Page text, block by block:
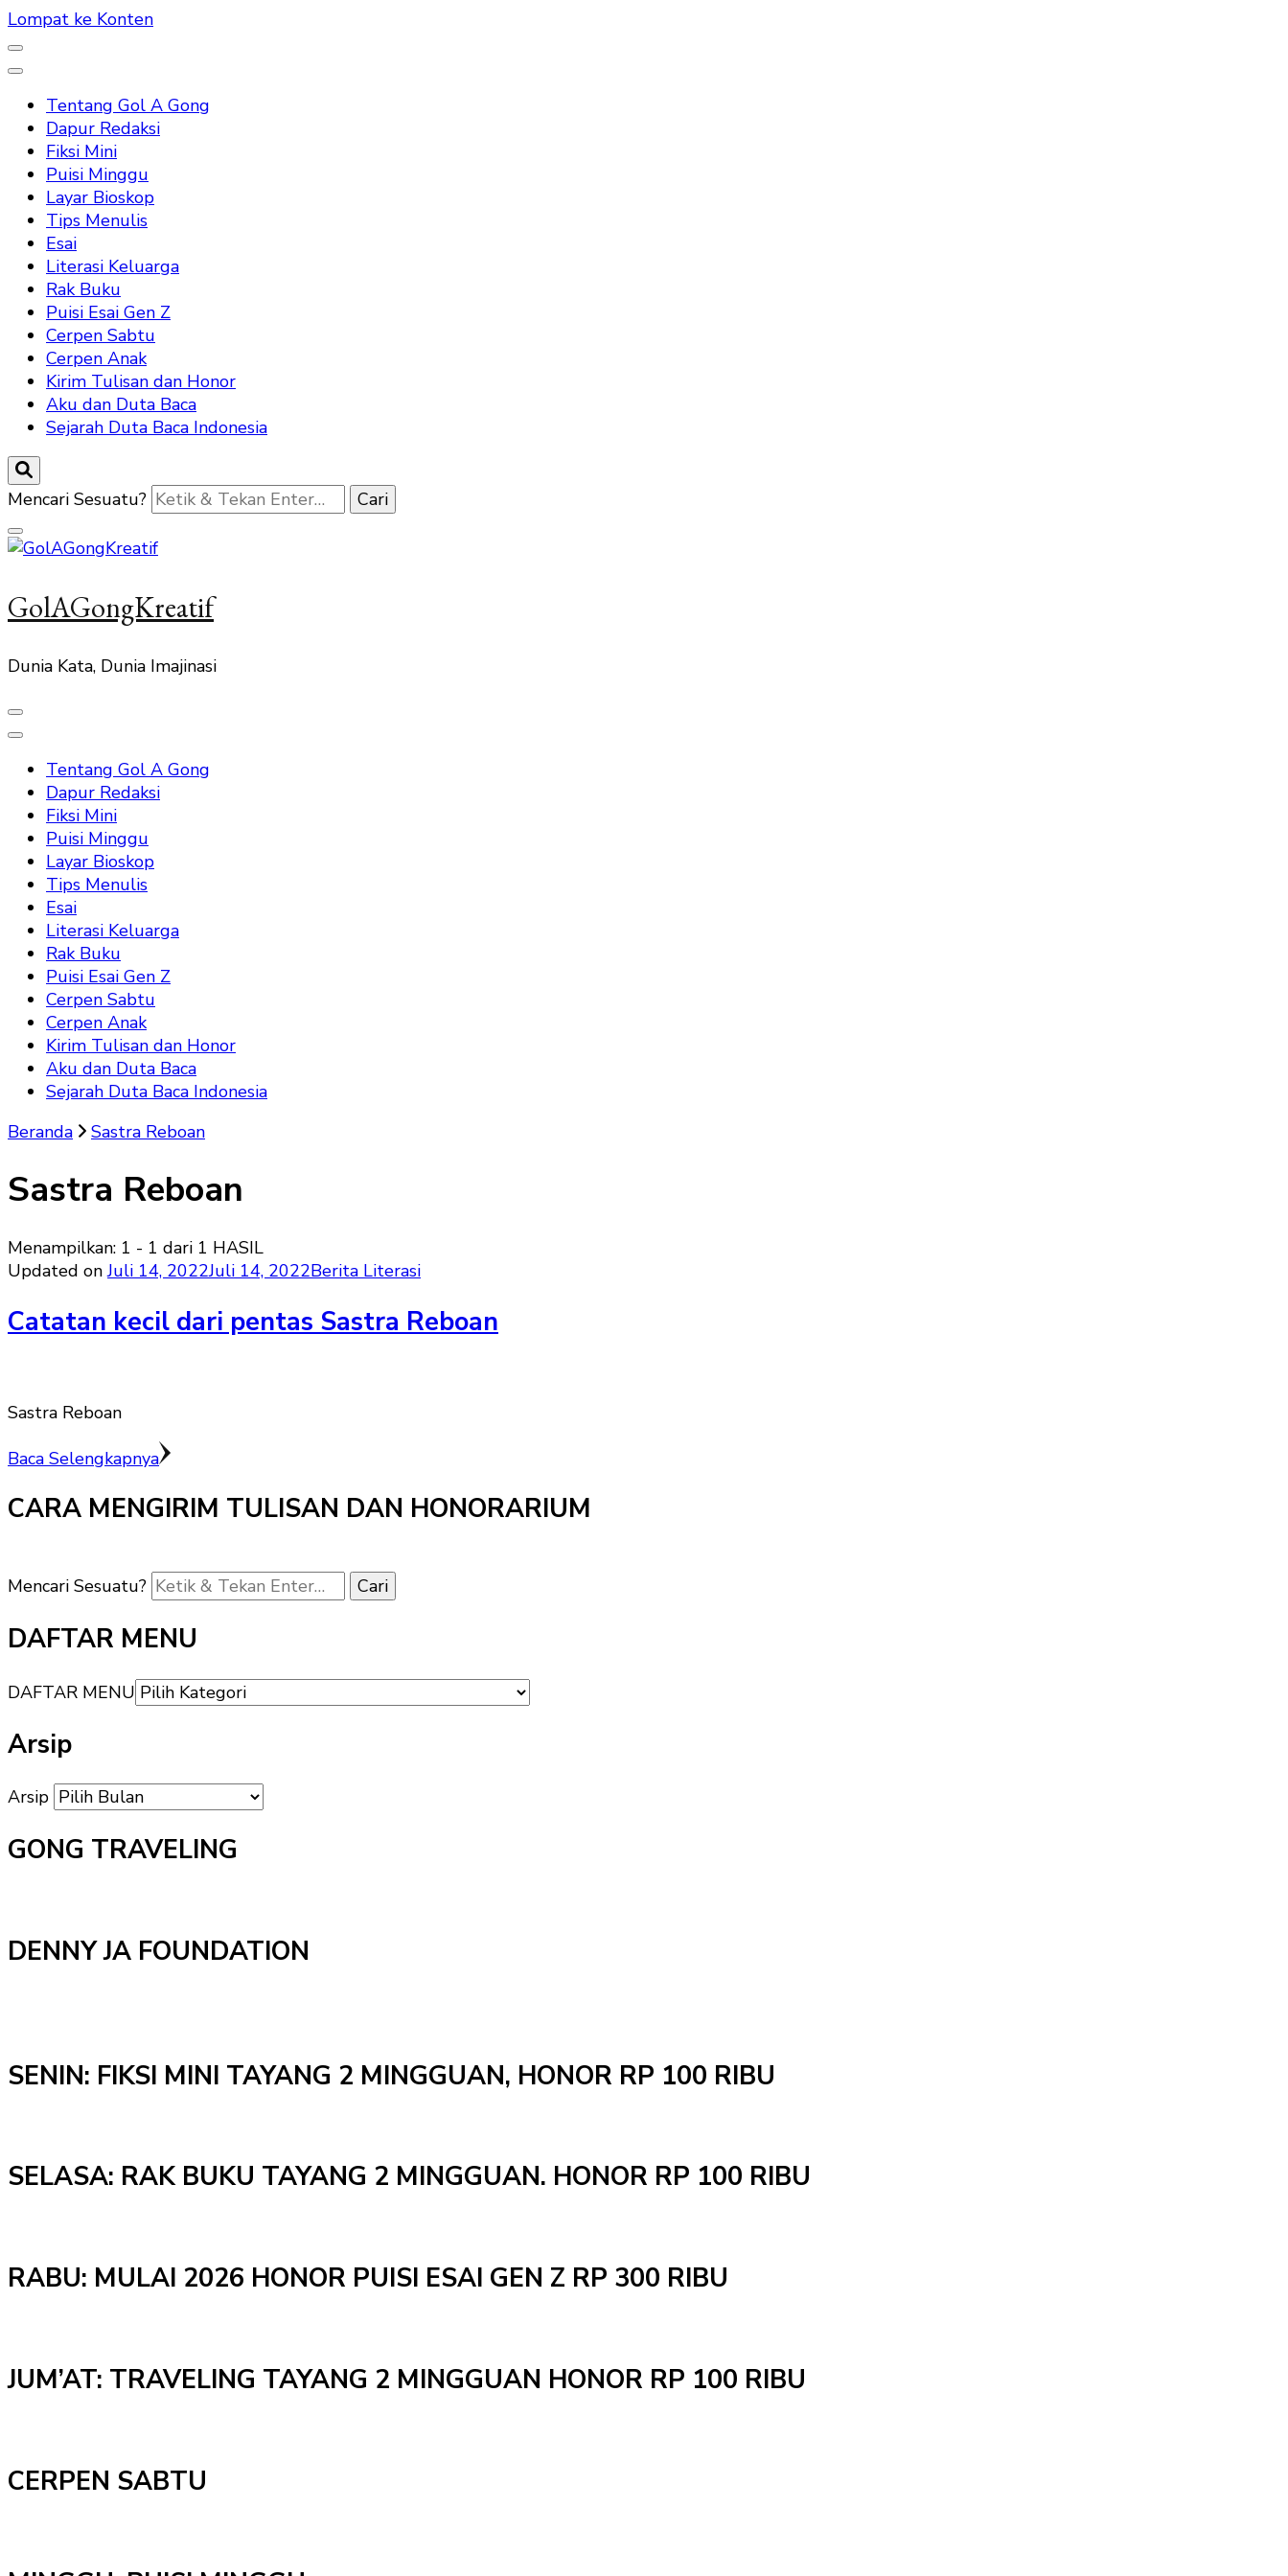
Lompat ke Konten
Tentang Gol A Gong
Dapur Redaksi
Fiksi Mini
Puisi Minggu
Layar Bioskop
Tips Menulis
Esai
Literasi Keluarga
Rak Buku
Puisi Esai Gen Z
Cerpen Sabtu
Cerpen Anak
Kirim Tulisan dan Honor
Aku dan Duta Baca
Sejarah Duta Baca Indonesia
Mencari Sesuatu?
GolAGongKreatif
Dunia Kata, Dunia Imajinasi
Tentang Gol A Gong
Dapur Redaksi
Fiksi Mini
Puisi Minggu
Layar Bioskop
Tips Menulis
Esai
Literasi Keluarga
Rak Buku
Puisi Esai Gen Z
Cerpen Sabtu
Cerpen Anak
Kirim Tulisan dan Honor
Aku dan Duta Baca
Sejarah Duta Baca Indonesia
Beranda
Sastra Reboan
Sastra Reboan
Menampilkan: 1 - 1 dari 1 HASIL
Updated onJuli 14, 2022Juli 14, 2022Berita Literasi
Catatan kecil dari pentas Sastra Reboan
Sastra Reboan
Baca Selengkapnya
CARA MENGIRIM TULISAN DAN HONORARIUM
Mencari Sesuatu?
DAFTAR MENU
DAFTAR MENU
Arsip
Arsip
GONG TRAVELING
DENNY JA FOUNDATION
SENIN: FIKSI MINI TAYANG 2 MINGGUAN, HONOR RP 100 RIBU
SELASA: RAK BUKU TAYANG 2 MINGGUAN. HONOR RP 100 RIBU
RABU: MULAI 2026 HONOR PUISI ESAI GEN Z RP 300 RIBU
JUM’AT: TRAVELING TAYANG 2 MINGGUAN HONOR RP 100 RIBU
CERPEN SABTU